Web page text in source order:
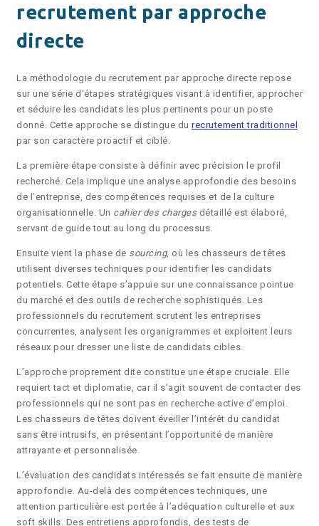
recrutement par approche
directe
La méthodologie du recrutement par approche directe repose
sur une série d’étapes stratégiques visant à identifier, approcher
et séduire les candidats les plus pertinents pour un poste
donné. Cette approche se distingue du recrutement traditionnel
par son caractère proactif et ciblé.
La première étape consiste à définir avec précision le profil
recherché. Cela implique une analyse approfondie des besoins
de l’entreprise, des compétences requises et de la culture
organisationnelle. Un cahier des chargesdétaillé est élaboré,
servant de guide tout au long du processus.
Ensuite vient la phase de sourcing, où les chasseurs de têtes
utilisent diverses techniques pour identifier les candidats
potentiels. Cette étape s’appuie sur une connaissance pointue
du marché et des outils de recherche sophistiqués. Les
professionnels du recrutement scrutent les entreprises
concurrentes, analysent les organigrammes et exploitent leurs
réseaux pour dresser une liste de candidats cibles.
L’approche proprement dite constitue une étape cruciale. Elle
requiert tact et diplomatie, car il s’agit souvent de contacter des
professionnels qui ne sont pas en recherche active d’emploi.
Les chasseurs de têtes doivent éveiller l’intérêt du candidat
sans être intrusifs, en présentant l’opportunité de manière
attrayante et personnalisée.
L’évaluation des candidats intéressés se fait ensuite de manière
approfondie. Au-delà des compétences techniques, une
attention particulière est portée à l’adéquation culturelle et aux
soft skills. Des entretiens approfondis, des tests de